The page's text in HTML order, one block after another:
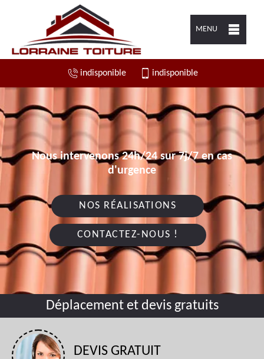
MENU
indisponible indisponible
Nous intervenons 24h/24 sur 7j/7 en cas
d'urgence
NOS RÉALISATIONS
CONTACTEZ-NOUS !
Déplacement et devis gratuits
DEVIS GRATUIT